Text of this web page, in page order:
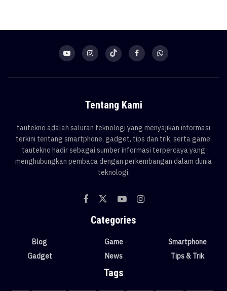
Tentang Kami
tautekno adalah saluran teknologi yang menyajikan informasi
terkini tentang smartphone, gadget, tips dan trik, serta game.
tautekno hadir sebagai sumber informasi terpercaya yang
menghubungkan pembaca dengan perkembangan dalam dunia
teknologi.
Categories
Blog
Gadget
Game
News
Smartphone
Tips & Trik
Tags